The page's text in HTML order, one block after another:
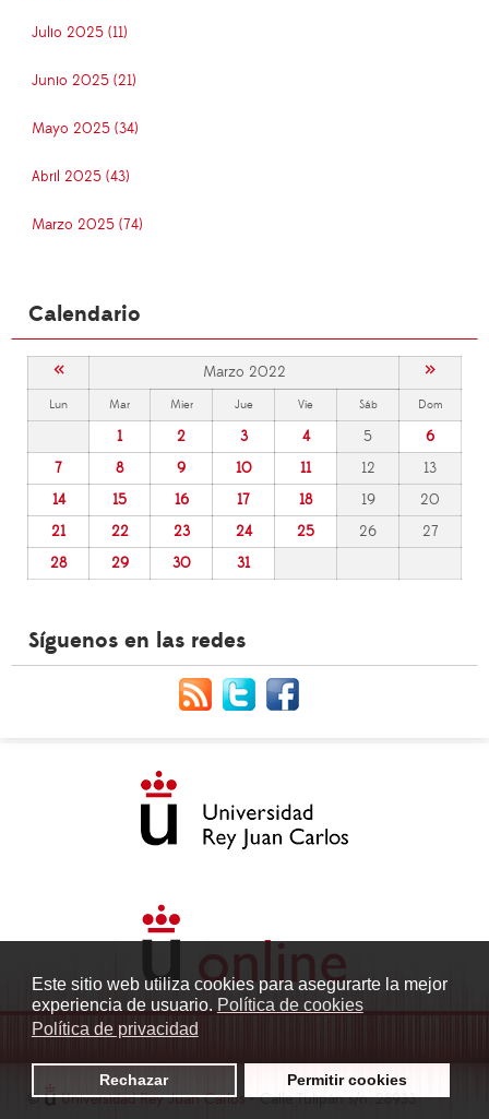
Este sitio web utiliza cookies para asegurarte la mejor
experiencia de usuario. Política de cookies
Política de privacidad
Rechazar Permitir cookies
Julio 2025 (11)
Junio 2025 (21)
Mayo 2025 (34)
Abril 2025 (43)
Marzo 2025 (74)
Calendario
« Marzo 2022 »
Lun Mar Mier Jue Vie Sáb Dom
1 2 3 4 5
6
7
8 9 10 11 12
13
14
15 16 17 18 19
20
21
22 23 24 25 26
27
28
29 30 31
Síguenos en las redes
© Universidad Rey Juan Carlos- Calle Tulipán s/n. 28933